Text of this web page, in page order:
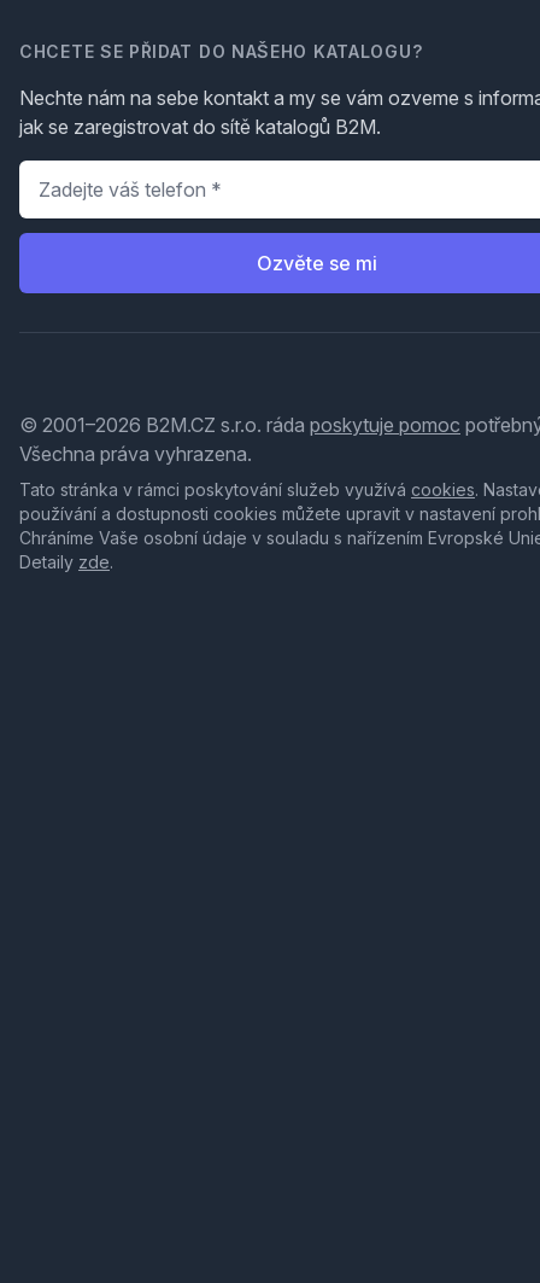
CHCETE SE PŘIDAT DO NAŠEHO KATALOGU?
Nechte nám na sebe kontakt a my se vám ozveme s
jak se zaregistrovat do sítě katalogů B2M.
Telefon
Ozvěte se mi
© 2001–2026 B2M.CZ s.r.o. ráda poskytuje pomoc
Všechna práva vyhrazena.
Tato stránka v rámci poskytování služeb využívá cookies.
používání a dostupnosti cookies můžete upravit v nastavení
Chráníme Vaše osobní údaje v souladu s nařízením Evropské
Detaily zde.